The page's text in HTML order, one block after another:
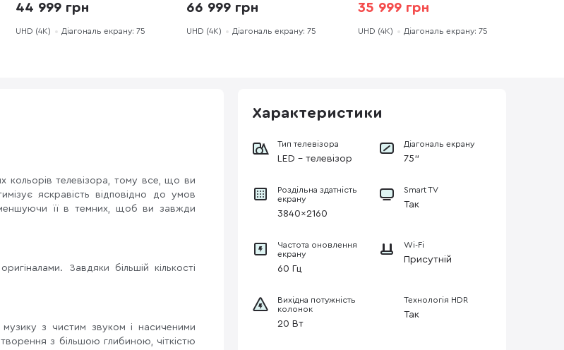
44 999 грн
UHD (4K) Діагональ екрану: 75
66 999 грн
UHD (4K) Діагональ екрану: 75
35 999 грн
UHD (4K) Діагональ екрану: 75
телевізора, тому все, що ви
яскравість відповідно до умов
її в темних, щоб ви завжди
Завдяки більшій кількості
з чистим звуком і насиченими
з більшою глибиною, чіткістю
Характеристики
Тип телевізора
LED - телевізор
Діагональ екрану
75"
Роздільна здатність
екрану
3840×2160
Smart TV
Так
Частота оновлення
екрану
60 Гц
Wi-Fi
Присутній
Вихідна потужність
колонок
20 Вт
Технологія HDR
Так